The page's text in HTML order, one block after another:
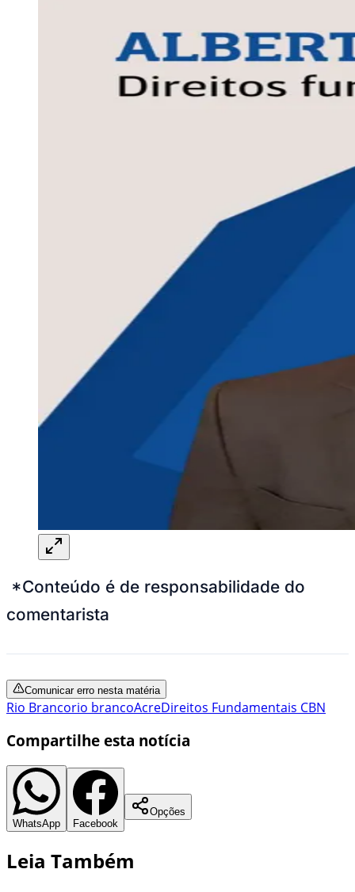
*Conteúdo é de responsabilidade do
comentarista
Comunicar erro nesta matéria
Rio Brancorio brancoAcreDireitos Fundamentais CBN
Compartilhe esta notícia
WhatsApp Facebook
Opções
Leia Também